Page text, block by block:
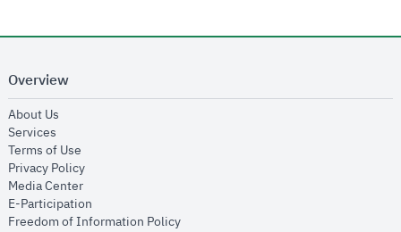
Overview
About Us
Services
Terms of Use
Privacy Policyopens in new window
Media Centeropens in new window
E-Participation
Freedom of Information Policyopens in new window